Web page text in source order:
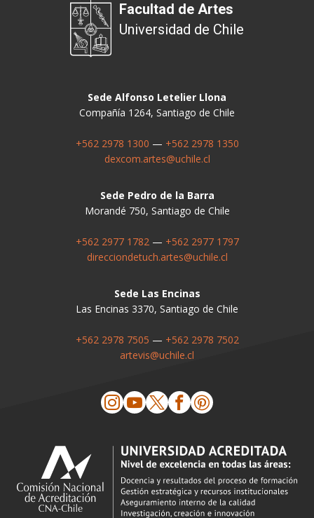
Facultad de Artes
Universidad de Chile
Sede Alfonso Letelier Llona
Compañía 1264, Santiago de Chile
+562 2978 1300 — +562 2978 1350
dexcom.artes@uchile.cl
Sede Pedro de la Barra
Morandé 750, Santiago de Chile
+562 2977 1782 — +562 2977 1797
direcciondetuch.artes@uchile.cl
Sede Las Encinas
Las Encinas 3370, Santiago de Chile
+562 2978 7505 — +562 2978 7502
artevis@uchile.cl